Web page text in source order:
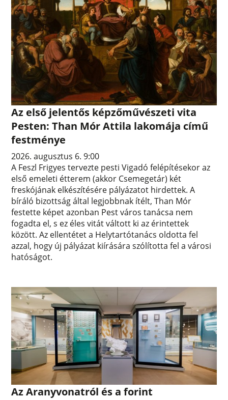
Az első jelentős képzőművészeti vita
Pesten: Than Mór Attila lakomája című
festménye
2026. augusztus 6. 9:00
A Feszl Frigyes tervezte pesti Vigadó felépítésekor az
első emeleti étterem (akkor Csemegetár) két
freskójának elkészítésére pályázatot hirdettek. A
bíráló bizottság által legjobbnak ítélt, Than Mór
festette képet azonban Pest város tanácsa nem
fogadta el, s ez éles vitát váltott ki az érintettek
között. Az ellentétet a Helytartótanács oldotta fel
azzal, hogy új pályázat kiírására szólította fel a városi
hatóságot.
Az Aranyvonatról és a forint